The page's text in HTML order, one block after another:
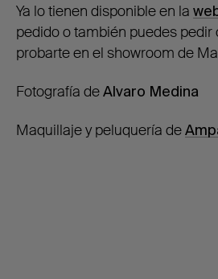
Ya lo tienen disponible en la
pedido o también puedes pedir
probarte en el showroom de
Fotografía deAlvaro Medina
Maquillaje y peluquería de